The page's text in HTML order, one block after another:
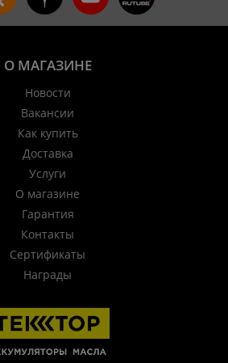
О МАГАЗИНЕ
Новости
Вакансии
Как купить
Доставка
Услуги
О магазине
Гарантия
Контакты
Сертификаты
Награды